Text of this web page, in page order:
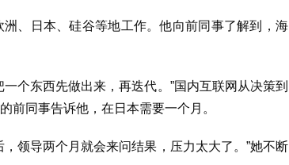
、日本、硅谷等地工作。他向前同事了解到，海
个东西先做出来，再迭代。”国内互联网从决策到
前同事告诉他，在日本需要一个月。
领导两个月就会来问结果，压力太大了。”她不断